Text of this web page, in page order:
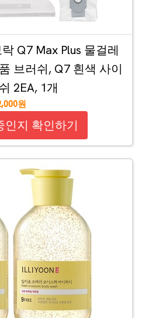
Q7 Max Plus 물걸레
브러쉬, Q7 흰색 사이
2EA, 1개
원
인지 확인하기